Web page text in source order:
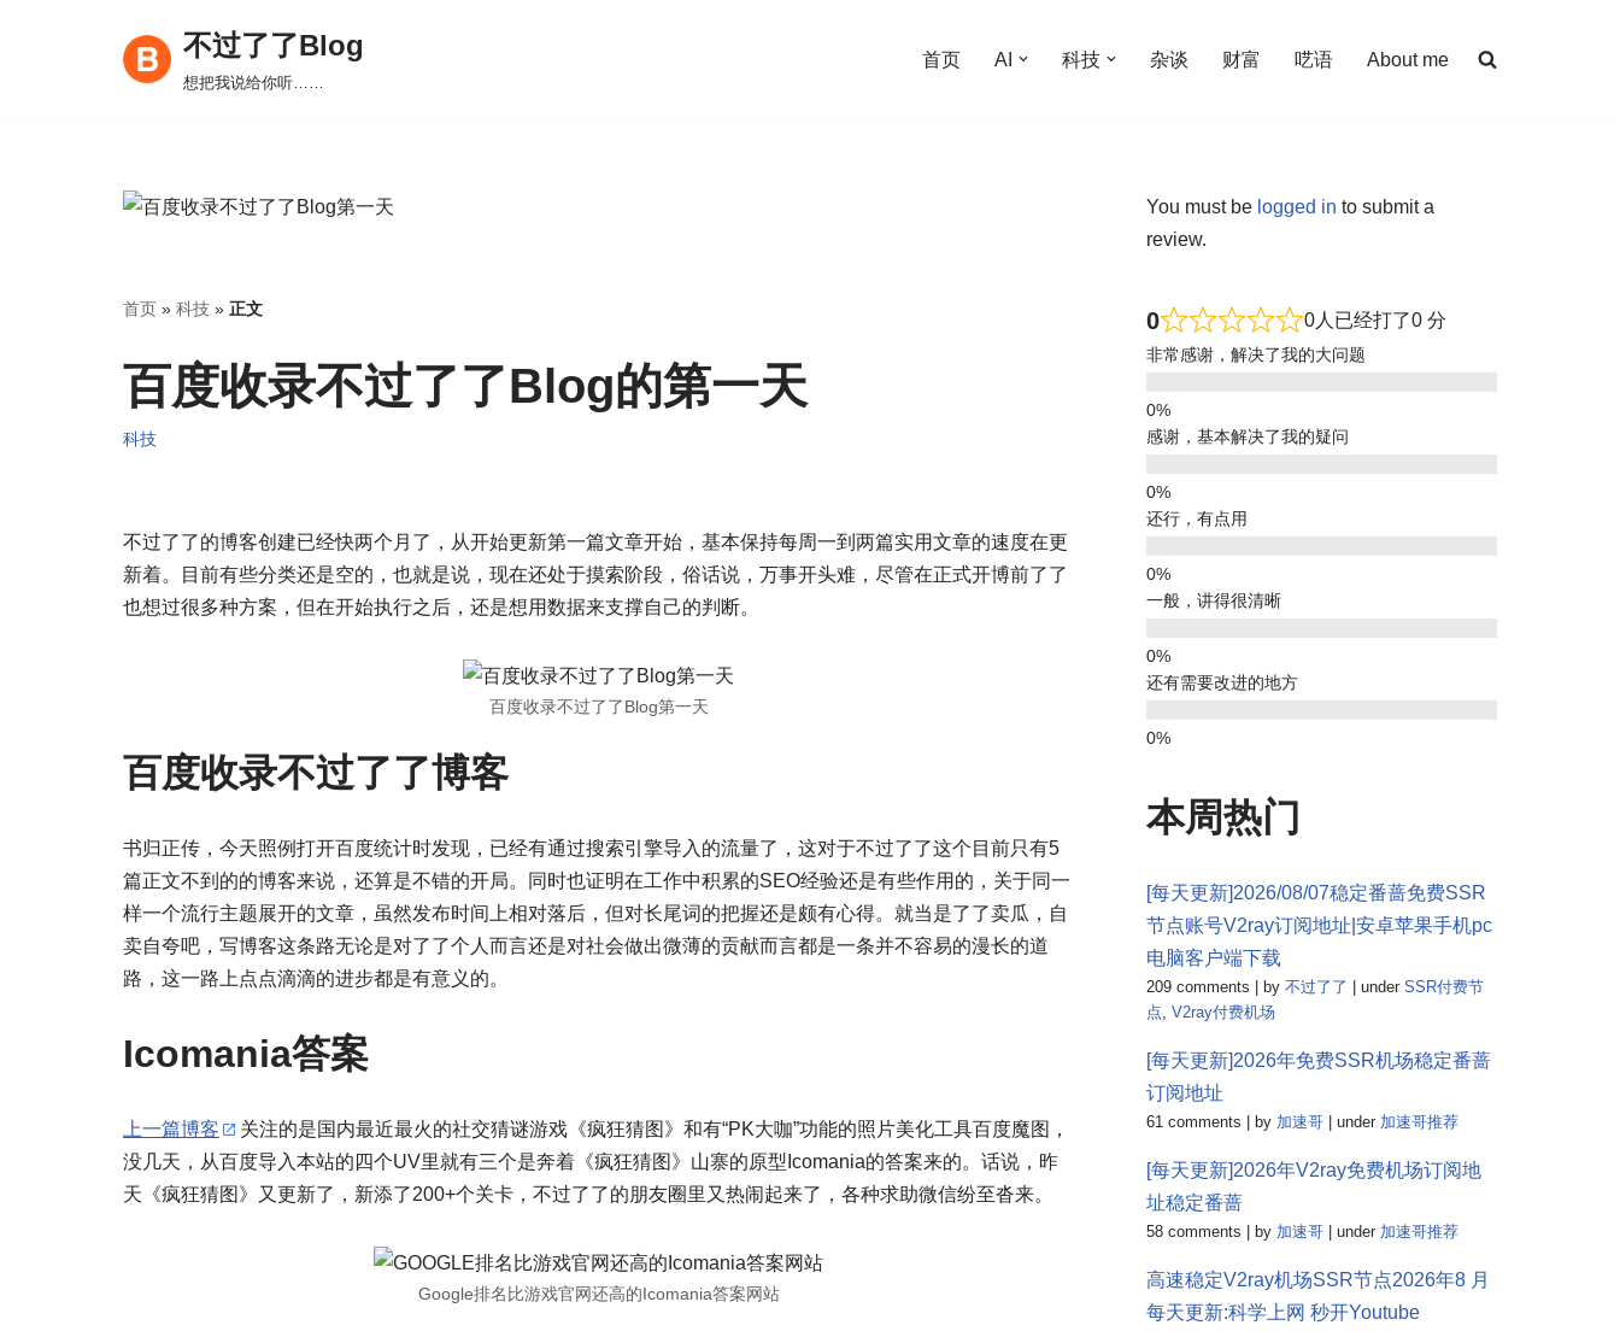
不过了了Blog
想把我说给你听……
首页 AI 科技 杂谈 财富 呓语 About me
首页 » 科技 » 正文
百度收录不过了了Blog的第一天
科技
不过了了的博客创建已经快两个月了，从开始更新第一篇文章开始，基本保持每周一到两篇实用文章的速度在更
新着。目前有些分类还是空的，也就是说，现在还处于摸索阶段，俗话说，万事开头难，尽管在正式开博前了了
也想过很多种方案，但在开始执行之后，还是想用数据来支撑自己的判断。
百度收录不过了了Blog第一天
百度收录不过了了博客
书归正传，今天照例打开百度统计时发现，已经有通过搜索引擎导入的流量了，这对于不过了了这个目前只有5
篇正文不到的的博客来说，还算是不错的开局。同时也证明在工作中积累的SEO经验还是有些作用的，关于同一
样一个流行主题展开的文章，虽然发布时间上相对落后，但对长尾词的把握还是颇有心得。就当是了了卖瓜，自
卖自夸吧，写博客这条路无论是对了了个人而言还是对社会做出微薄的贡献而言都是一条并不容易的漫长的道
路，这一路上点点滴滴的进步都是有意义的。
Icomania答案
上一篇博客
关注的是国内最近最火的社交猜谜游戏《疯狂猜图》和有“PK大咖”功能的照片美化工具百度魔图，
没几天，从百度导入本站的四个UV里就有三个是奔着《疯狂猜图》山寨的原型Icomania的答案来的。话说，昨
天《疯狂猜图》又更新了，新添了200+个关卡，不过了了的朋友圈里又热闹起来了，各种求助微信纷至沓来。
Google排名比游戏官网还高的Icomania答案网站
You must be logged in to submit a
review.
0 0人已经打了0 分
非常感谢，解决了我的大问题
感谢，基本解决了我的疑问
还行，有点用
一般，讲得很清晰
还有需要改进的地方
本周热门
[每天更新]2026/08/07稳定番蔷免费SSR
节点账号V2ray订阅地址|安卓苹果手机pc
电脑客户端下载
209 comments by 不过了了 under SSR付费节
点, V2ray付费机场
[每天更新]2026年免费SSR机场稳定番蔷
订阅地址
61 comments by 加速哥 under 加速哥推荐
[每天更新]2026年V2ray免费机场订阅地
址稳定番蔷
58 comments by 加速哥 under 加速哥推荐
高速稳定V2ray机场SSR节点2026年8 月
每天更新:科学上网 秒开Youtube